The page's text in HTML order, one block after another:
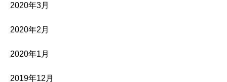
2020年3月
2020年2月
2020年1月
2019年12月